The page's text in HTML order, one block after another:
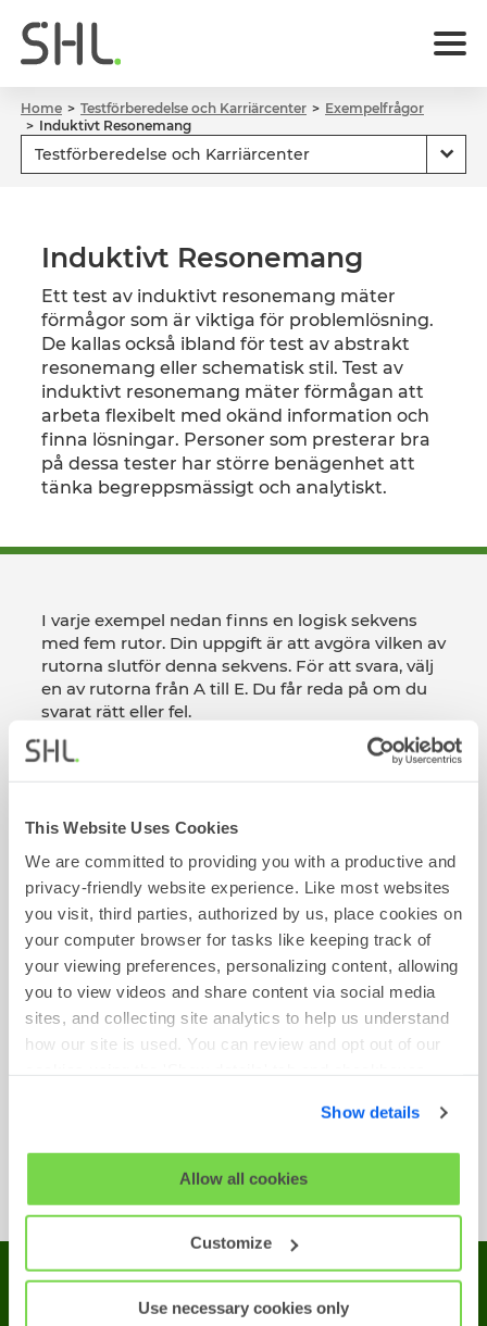
This Website Uses Cookies
We are committed to providing you with a productive and
privacy-friendly website experience. Like most websites
you visit, third parties, authorized by us, place cookies on
your computer browser for tasks like keeping track of
your viewing preferences, personalizing content, allowing
you to view videos and share content via social media
sites, and collecting site analytics to help us understand
how our site is used. You can review and opt out of our
SHL Privacy Statement
Policy
Show details
Allow all cookies
Customize
Use necessary cookies only
Home Testförberedelse och Karriärcenter
Exempelfrågor
Induktivt Resonemang
Induktivt Resonemang
Ett test av induktivt resonemang mäter
förmågor som är viktiga för problemlösning.
De kallas också ibland för test av abstrakt
resonemang eller schematisk stil. Test av
induktivt resonemang mäter förmågan att
arbeta flexibelt med okänd information och
finna lösningar. Personer som presterar bra
på dessa tester har större benägenhet att
tänka begreppsmässigt och analytiskt.
I varje exempel nedan finns en logisk sekvens
med fem rutor. Din uppgift är att avgöra vilken av
rutorna slutför denna sekvens. För att svara, välj
en av rutorna från A till E. Du får reda på om du
svarat rätt eller fel.
Visa Exempelfrågor
Exempel på Uppgifter
Exempel på följande test (eller frågeformulär)
finns tillgängliga:
Induktivt Resonemang
Frågeformulär om Motivation
Numeriskt Resonemang